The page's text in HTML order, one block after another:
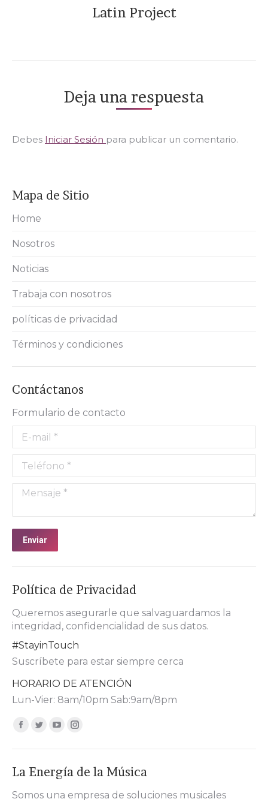
Latin Project
Deja una respuesta
Debes Iniciar Sesión para publicar un comentario.
Mapa de Sitio
Home
Nosotros
Noticias
Trabaja con nosotros
políticas de privacidad
Términos y condiciones
Contáctanos
Formulario de contacto
E-mail *
Teléfono *
Mensaje *
Enviar
Política de Privacidad
Queremos asegurarle que salvaguardamos la
integridad, confidencialidad de sus datos.
#StayinTouch
Suscríbete para estar siempre cerca
HORARIO DE ATENCIÓN
Lun-Vier: 8am/10pm Sab:9am/8pm
Encuéntranos en:
Facebook
page
in
new
Twitter
page
in
new
YouTube
page
in
new
Instagram
page
in
new
La Energía de la Música
Somos una empresa de soluciones musicales